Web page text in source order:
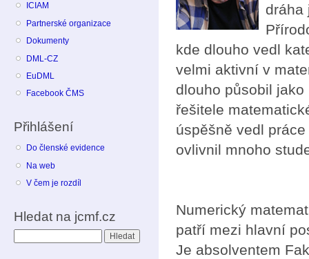
ICIAM
Partnerské organizace
Dokumenty
DML-CZ
EuDML
Facebook ČMS
Přihlášení
Do členské evidence
Na web
V čem je rozdíl
Hledat na jcmf.cz
dráha
kde dlouho vedl
velmi aktivní v
dlouho působil
řešitele
úspěšně vedl
ovlivnil mnoho
Numerický
patří mezi hlavní
Je absolventem